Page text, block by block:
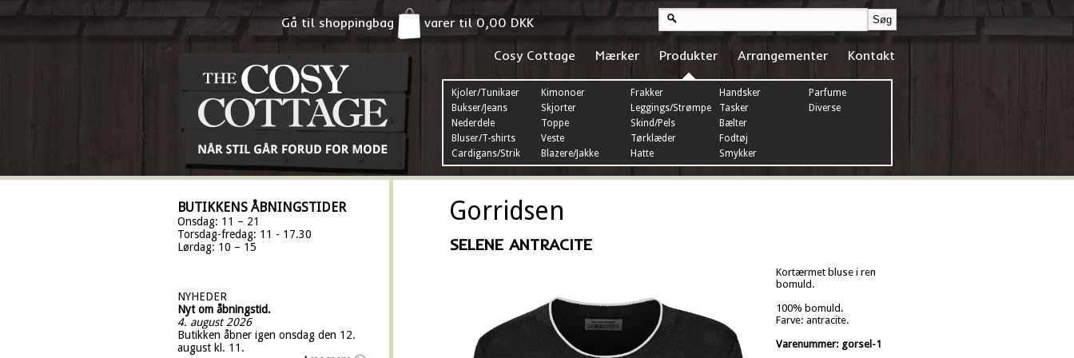
Gå til shoppingbag varer til0,00 DKK
Cosy Cottage Mærker Produkter
Kjoler/Tunikaer
Bukser/Jeans
Nederdele
Bluser/T-shirts
Cardigans/Strik
Kimonoer
Skjorter
Toppe
Veste
Blazere/Jakke
Frakker
Leggings/Strømper
Skind/Pels
Tørklæder
Hatte
Handsker
Tasker
Bælter
Fodtøj
Smykker
Parfume
Diverse
Arrangementer Kontakt
BUTIKKENS ÅBNINGSTIDER
Onsdag: 11 – 21
Torsdag-fredag: 11 - 17.30
Lørdag: 10 – 15
NYHEDER
Nyt om åbningstid.
4. august 2026
Butikken åbner igen onsdag den 12.
august kl. 11.
Gorridsen
SELENE ANTRACITE
Kortærmet bluse i ren
bomuld.
100% bomuld.
Farve: antracite.
Varenummer: gorsel-1